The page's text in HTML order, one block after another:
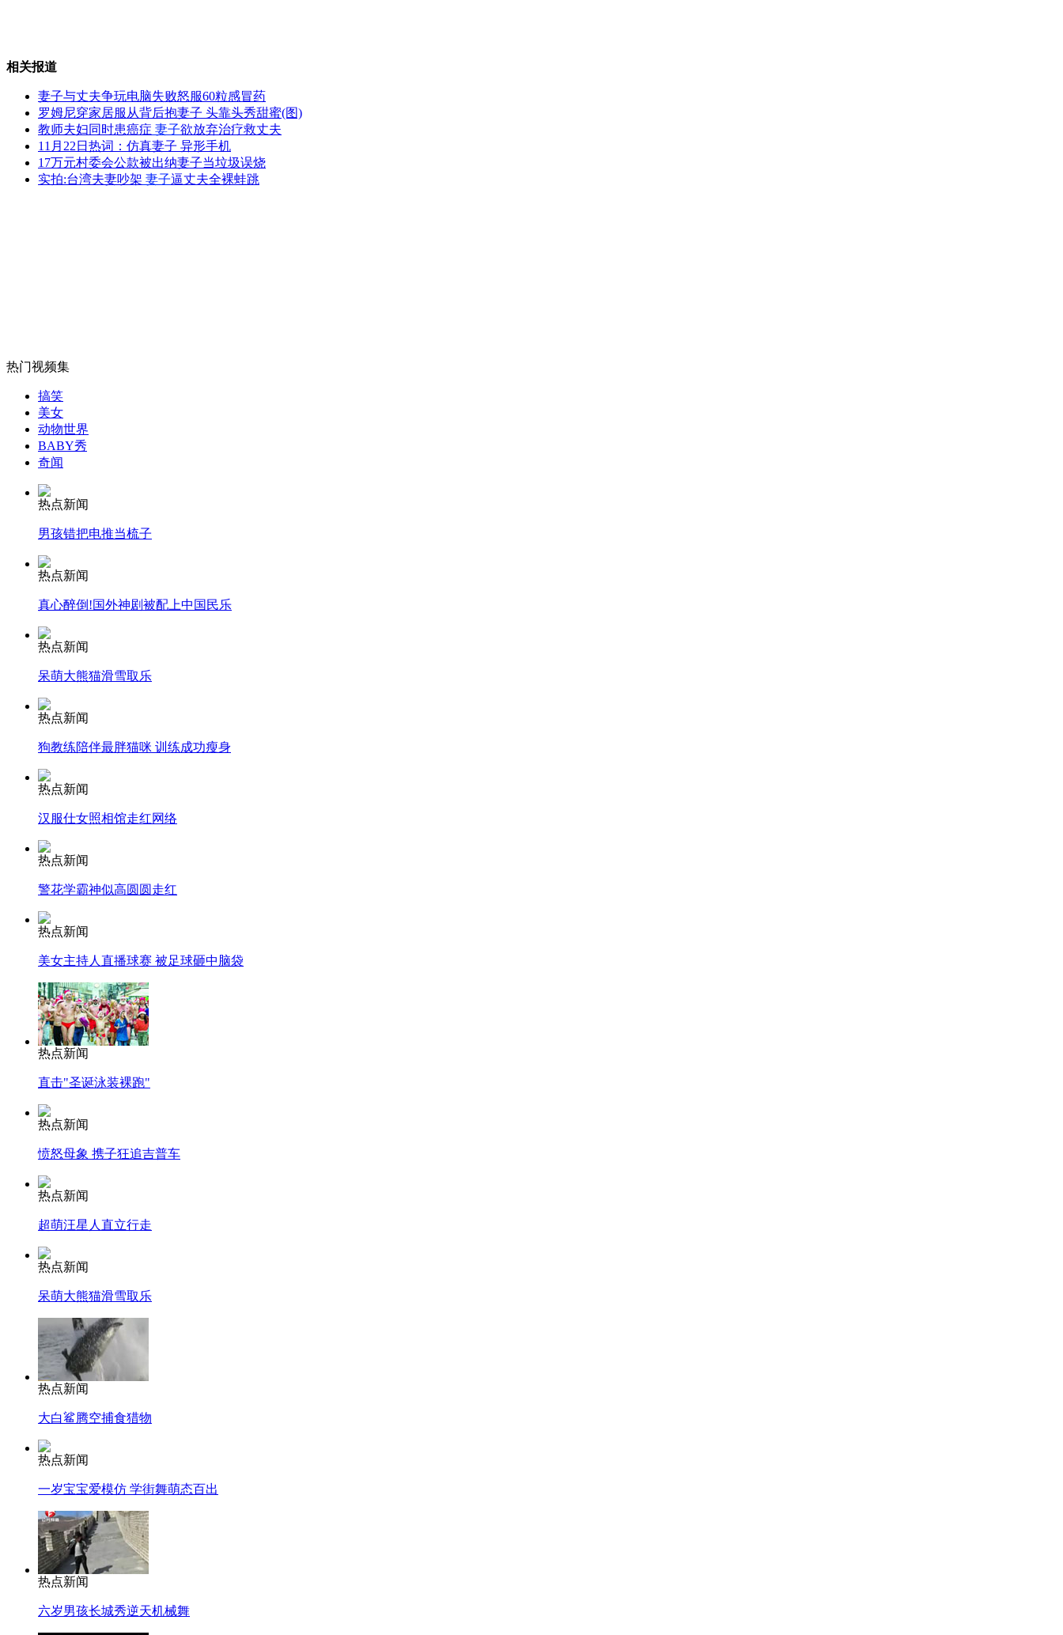
14党混战 日将迎来最“乱”大选
山西运城恶犬咬伤多人 警民合力深夜将其击毙
外交部：有关国家言论片面不公正
安徽一实载49人客车翻车
走！跟着总书记去植树
消防员救轻生者 花炮节热闹非凡 减压"枕头大战"
纽约上演“枕头大战”
司机酒驾遇交警 急速倒车逃窜
相关报道
妻子与丈夫争玩电脑失败怒服60粒感冒药
罗姆尼穿家居服从背后抱妻子 头靠头秀甜蜜(图)
教师夫妇同时患癌症 妻子欲放弃治疗救丈夫
11月22日热词：仿真妻子 异形手机
17万元村委会公款被出纳妻子当垃圾误烧
实拍:台湾夫妻吵架 妻子逼丈夫全裸蛙跳
热门视频集
搞笑
美女
动物世界
BABY秀
奇闻
热点新闻
男孩错把电推当梳子
热点新闻
真心醉倒!国外神剧被配上中国民乐
热点新闻
呆萌大熊猫滑雪取乐
热点新闻
狗教练陪伴最胖猫咪 训练成功瘦身
热点新闻
汉服仕女照相馆走红网络
热点新闻
警花学霸神似高圆圆走红
热点新闻
美女主持人直播球赛 被足球砸中脑袋
热点新闻
直击"圣诞泳装裸跑"
热点新闻
愤怒母象 携子狂追吉普车
热点新闻
超萌汪星人直立行走
热点新闻
呆萌大熊猫滑雪取乐
热点新闻
大白鲨腾空捕食猎物
热点新闻
一岁宝宝爱模仿 学街舞萌态百出
热点新闻
六岁男孩长城秀逆天机械舞